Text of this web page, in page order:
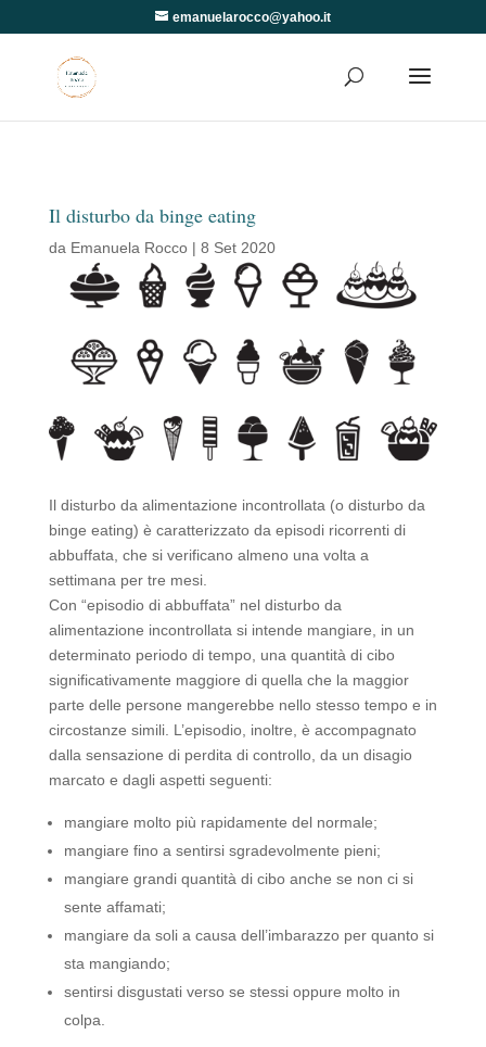
emanuelarocco@yahoo.it
Il disturbo da binge eating
da Emanuela Rocco| 8 Set 2020
Il disturbo da alimentazione incontrollata (o disturbo da
binge eating) è caratterizzato da episodi ricorrenti di
abbuffata, che si verificano almeno una volta a
settimana per tre mesi.
Con “episodio di abbuffata” nel disturbo da
alimentazione incontrollata si intende mangiare, in un
determinato periodo di tempo, una quantità di cibo
significativamente maggiore di quella che la maggior
parte delle persone mangerebbe nello stesso tempo e in
circostanze simili. L’episodio, inoltre, è accompagnato
dalla sensazione di perdita di controllo, da un disagio
marcato e dagli aspetti seguenti:
mangiare molto più rapidamente del normale;
mangiare fino a sentirsi sgradevolmente pieni;
mangiare grandi quantità di cibo anche se non ci si
sente affamati;
mangiare da soli a causa dell’imbarazzo per quanto si
sta mangiando;
sentirsi disgustati verso se stessi oppure molto in
colpa.